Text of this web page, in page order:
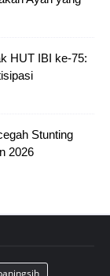
HUT IBI ke-75:
Stunting
2026